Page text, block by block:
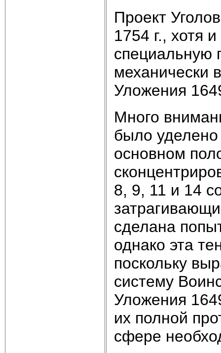
Проект
1754 г., хотя
специальную
механически
Уложения
Много
было уделено
основном
8, 9, 11 и 14
сделана
однако эта
поскольку
систему
Уложения
их полной
сфере